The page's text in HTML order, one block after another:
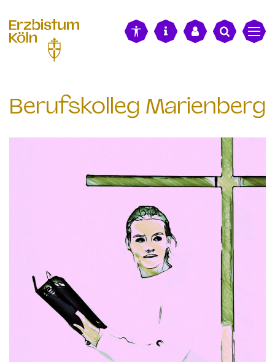
Berufskolleg Marienberg